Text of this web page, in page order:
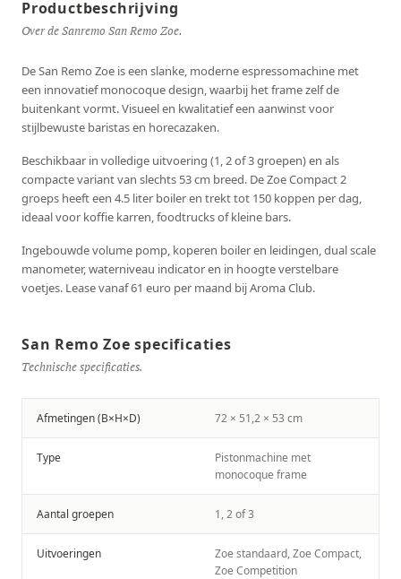
Productbeschrijving
Over de Sanremo San Remo Zoe.
De San Remo Zoe is een slanke, moderne espressomachine met
een innovatief monocoque design, waarbij het frame zelf de
buitenkant vormt. Visueel en kwalitatief een aanwinst voor
stijlbewuste baristas en horecazaken.
Beschikbaar in volledige uitvoering (1, 2 of 3 groepen) en als
compacte variant van slechts 53 cm breed. De Zoe Compact 2
groeps heeft een 4.5 liter boiler en trekt tot 150 koppen per dag,
ideaal voor koffie karren, foodtrucks of kleine bars.
Ingebouwde volume pomp, koperen boiler en leidingen, dual scale
manometer, waterniveau indicator en in hoogte verstelbare
voetjes. Lease vanaf 61 euro per maand bij Aroma Club.
San Remo Zoe specificaties
Technische specificaties.
Afmetingen (B×H×D) 72 × 51,2 × 53 cm
Type
Pistonmachine met
monocoque frame
Aantal groepen 1, 2 of 3
Uitvoeringen
Zoe standaard, Zoe Compact,
Zoe Competition